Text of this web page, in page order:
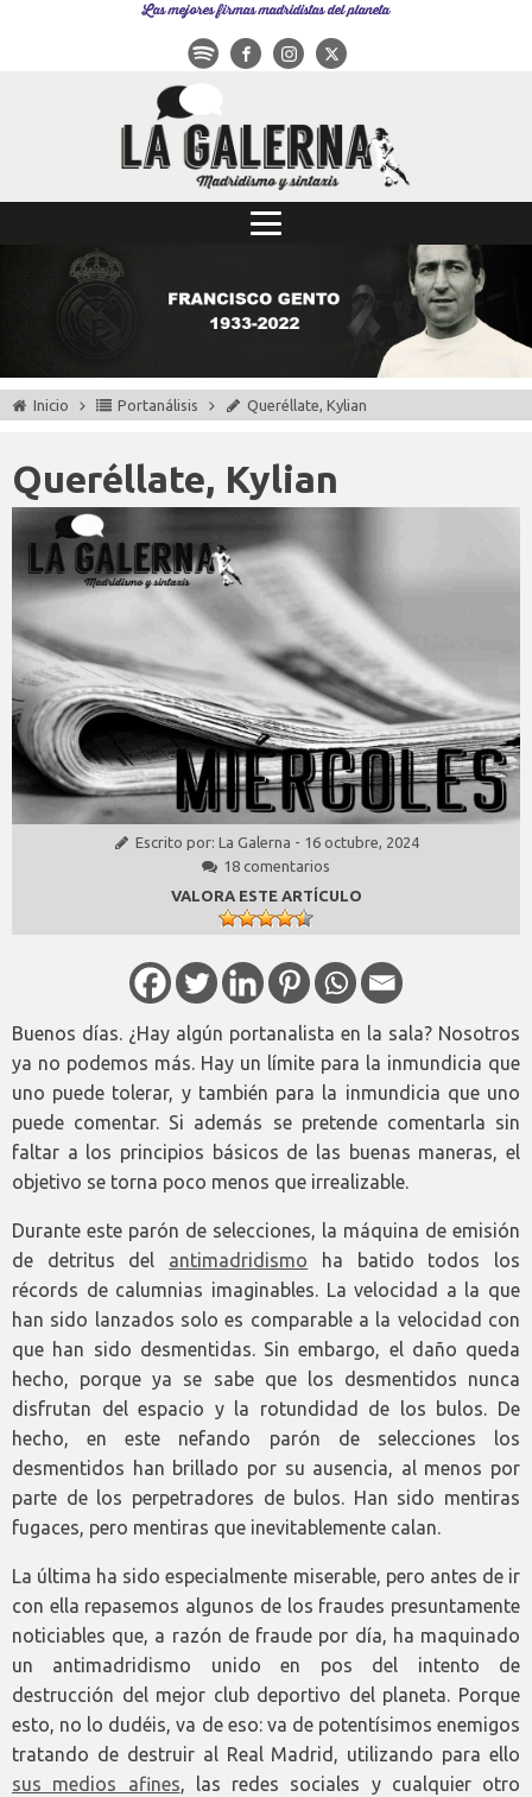
Las mejores firmas madridistas del planeta
Inicio Portanálisis Queréllate, Kylian
Queréllate, Kylian
Escrito por: La Galerna - 16 octubre, 2024
18 comentarios
VALORA ESTE ARTÍCULO
Buenos días. ¿Hay algún portanalista en la sala? Nosotros
ya no podemos más. Hay un límite para la inmundicia que
uno puede tolerar, y también para la inmundicia que uno
puede comentar. Si además se pretende comentarla sin
faltar a los principios básicos de las buenas maneras, el
objetivo se torna poco menos que irrealizable.
Durante este parón de selecciones, la máquina de emisión
de detritus del antimadridismo ha batido todos los
récords de calumnias imaginables. La velocidad a la que
han sido lanzados solo es comparable a la velocidad con
que han sido desmentidas. Sin embargo, el daño queda
hecho, porque ya se sabe que los desmentidos nunca
disfrutan del espacio y la rotundidad de los bulos. De
hecho, en este nefando parón de selecciones los
desmentidos han brillado por su ausencia, al menos por
parte de los perpetradores de bulos. Han sido mentiras
fugaces, pero mentiras que inevitablemente calan.
La última ha sido especialmente miserable, pero antes de ir
con ella repasemos algunos de los fraudes presuntamente
noticiables que, a razón de fraude por día, ha maquinado
un antimadridismo unido en pos del intento de
destrucción del mejor club deportivo del planeta. Porque
esto, no lo dudéis, va de eso: va de potentísimos enemigos
tratando de destruir al Real Madrid, utilizando para ello
sus medios afines, las redes sociales y cualquier otro